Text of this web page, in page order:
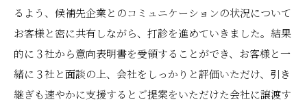
るよう、候補先企業とのコミュニケーションの状況について
お客様と密に共有しながら、打診を進めていきました。結果
的に３社から意向表明書を受領することができ、お客様と一
緒に３社と面談の上、会社をしっかりと評価いただけ、引き
継ぎも速やかに支援するとご提案をいただけた会社に譲渡す